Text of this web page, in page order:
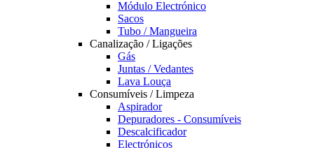
Módulo Electrónico
Sacos
Tubo / Mangueira
Canalização / Ligações
Gás
Juntas / Vedantes
Lava Louça
Consumíveis / Limpeza
Aspirador
Depuradores - Consumíveis
Descalcificador
Electrónicos